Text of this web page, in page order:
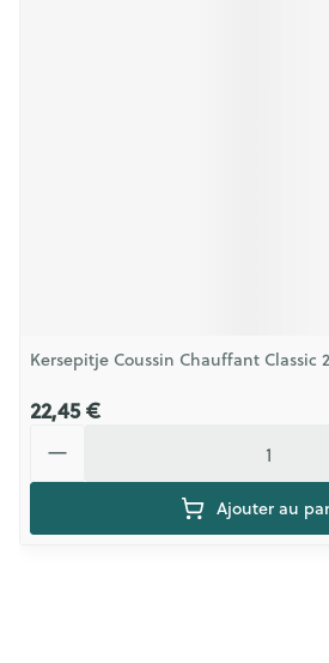
Kersepitje Coussin Chauffant Classic
22,45 €
Ajouter au